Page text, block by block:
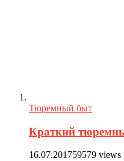
Тюремный быт
Краткий
16.07.201759579 views